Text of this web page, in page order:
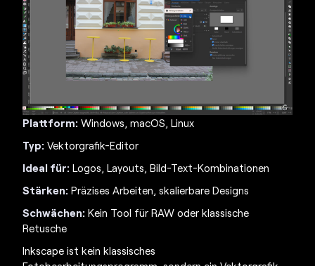
Plattform: Windows, macOS, Linux
Typ: Vektorgrafik-Editor
Ideal für: Logos, Layouts, Bild-Text-Kombinationen
Stärken: Präzises Arbeiten, skalierbare Designs
Schwächen: Kein Tool für RAW oder klassische
Retusche
Inkscape ist kein klassisches